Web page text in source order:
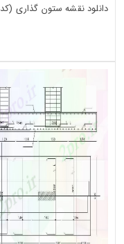
دانلود نقشه ستون گذاری (کد32085)